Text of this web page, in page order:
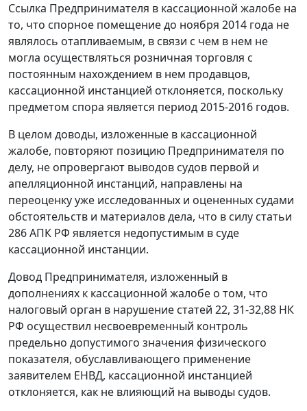
Ссылка Предпринимателя в кассационной жалобе на
то, что спорное помещение до ноября 2014 года не
являлось отапливаемым, в связи с чем в нем не
могла осуществляться розничная торговля с
постоянным нахождением в нем продавцов,
кассационной инстанцией отклоняется, поскольку
предметом спора является период 2015-2016 годов.
В целом доводы, изложенные в кассационной
жалобе, повторяют позицию Предпринимателя по
делу, не опровергают выводов судов первой и
апелляционной инстанций, направлены на
переоценку уже исследованных и оцененных судами
обстоятельств и материалов дела, что в силу статьи
286 АПК РФ является недопустимым в суде
кассационной инстанции.
Довод Предпринимателя, изложенный в
дополнениях к кассационной жалобе о том, что
налоговый орган в нарушение статей 22, 31-32,88 НК
РФ осуществил несвоевременный контроль
предельно допустимого значения физического
показателя, обуславливающего применение
заявителем ЕНВД, кассационной инстанцией
отклоняется, как не влияющий на выводы судов.